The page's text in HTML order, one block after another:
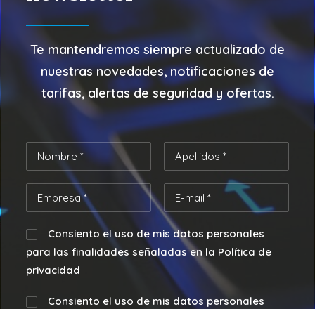
Te mantendremos siempre actualizado de
nuestras novedades, notificaciones de
tarifas, alertas de seguridad y ofertas.
Consiento el uso de mis datos personales
para las finalidades señaladas en la Política de
privacidad
Consiento el uso de mis datos personales